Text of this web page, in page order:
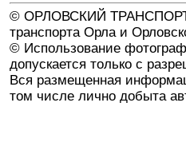
© ОРЛОВСКИЙ ТРАНСПОРТ
транспорта Орла и
© Использование
допускается только с
Вся размещенная
том числе лично добыта